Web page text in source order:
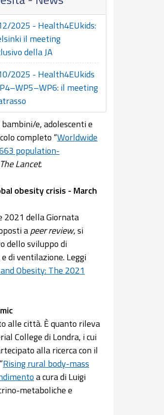
2025 - Health4EUkids:
il meeting
della JA
2025 - Health4EUkids
il meeting
e, adolescenti e
completo “Worldwide
population-
The Lancet.
obesity crisis - March
2021 della Giornata
apeer review, si
dello sviluppo di
di ventilazione. Leggi
Obesity: The 2021
alle città. È quanto rileva
College di Londra, i cui
alla ricerca con il
Rising rural body-mass
a cura di Luigi
metaboliche e